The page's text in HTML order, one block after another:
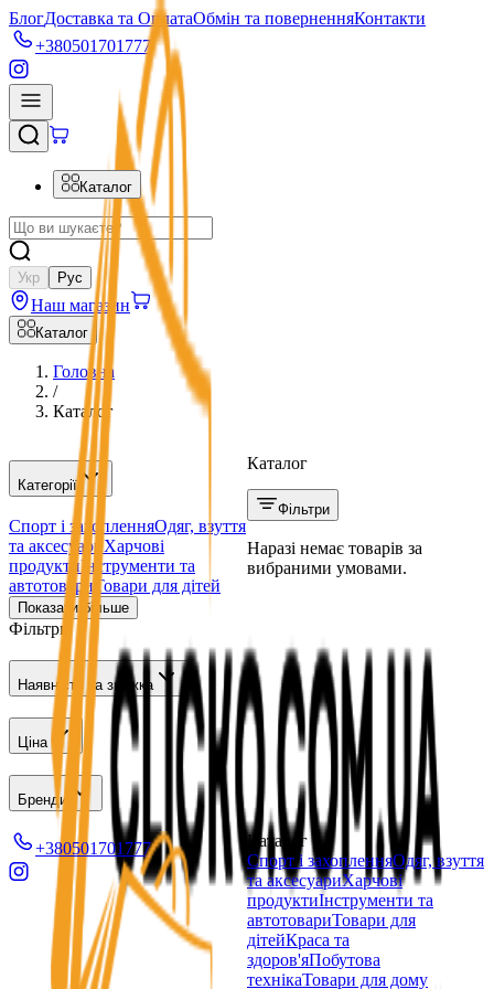
БлогДоставка та ОплатаОбмін та поверненняКонтакти
+380501701777
Каталог
Укр Рус
Наш магазин
Каталог
Головна
/
Каталог
Категорії
Спорт і захопленняОдяг, взуття
та аксесуариХарчові
продуктиІнструменти та
автотовари Товари для дітей
Показати більше
Фільтри
Наявність та знижка
Ціна
Бренди
Каталог
Фільтри
Наразі немає товарів за
вибраними умовами.
+380501701777
Каталог
Спорт і захопленняОдяг, взуття
та аксесуариХарчові
продуктиІнструменти та
автотовариТовари для
дітейКраса та
здоров'яПобутова
технікаТовари для дому